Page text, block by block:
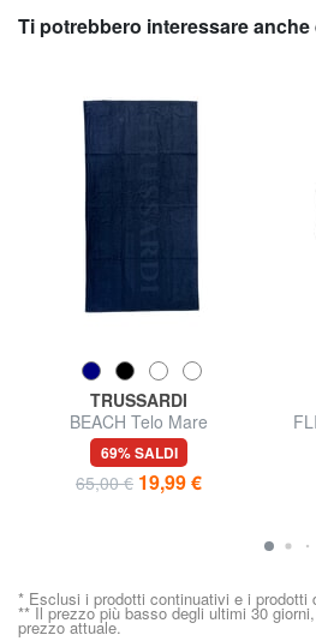
Ti potrebbero interessare
TRUSSARDI
BEACH Telo Mare
69% SALDI
65,00 € 19,99 €
* Esclusi i prodotti continuativi e i prodotti
** Il prezzo più basso degli ultimi 30
prezzo attuale.